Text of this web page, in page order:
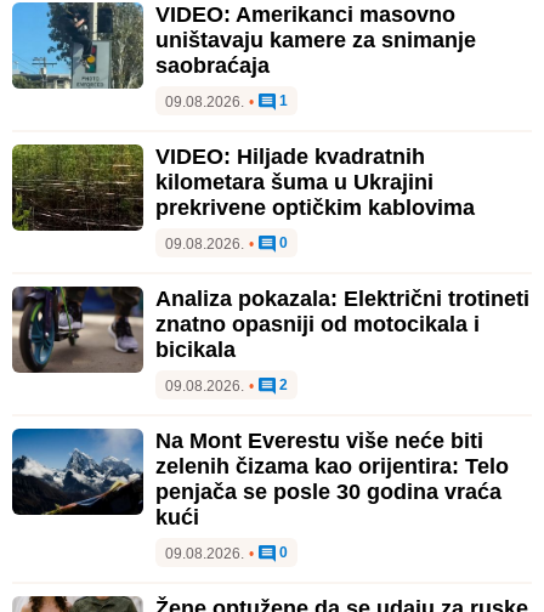
VIDEO: Amerikanci masovno
uništavaju kamere za snimanje
saobraćaja
09.08.2026. • 1
VIDEO: Hiljade kvadratnih
kilometara šuma u Ukrajini
prekrivene optičkim kablovima
09.08.2026. • 0
Analiza pokazala: Električni trotineti
znatno opasniji od motocikala i
bicikala
09.08.2026. • 2
Na Mont Everestu više neće biti
zelenih čizama kao orijentira: Telo
penjača se posle 30 godina vraća
kući
09.08.2026. • 0